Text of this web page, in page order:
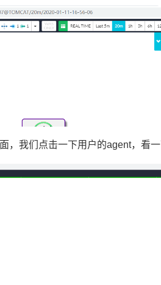
，我们点击一下用户的agent，看一